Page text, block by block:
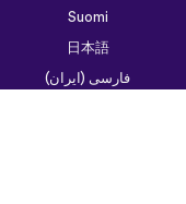
Suomi
日本語
فارسی (ایران)